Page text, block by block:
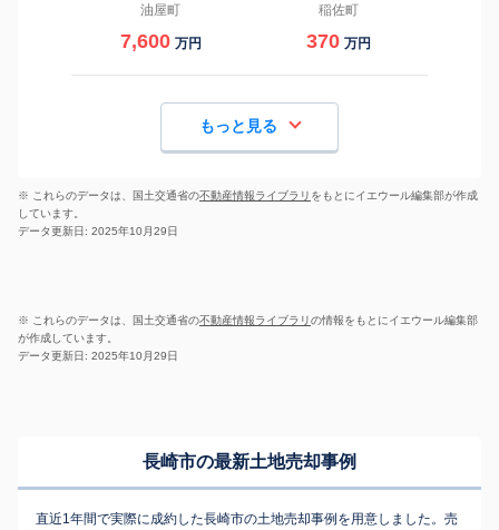
油屋町
7,600 万円
稲佐町
370 万円
もっと見る
※ これらのデータは、国土交通省の不動産情報ライブラリ をもとにイエウール編集部が作成
しています。
データ更新日: 2025年10月29日
※ これらのデータは、国土交通省の不動産情報ライブラリの情報をもとにイエウール編集部
が作成しています。
データ更新日: 2025年10月29日
長崎市の最新土地売却事例
直近1年間で実際に成約した長崎市の土地売却事例を用意しました。売